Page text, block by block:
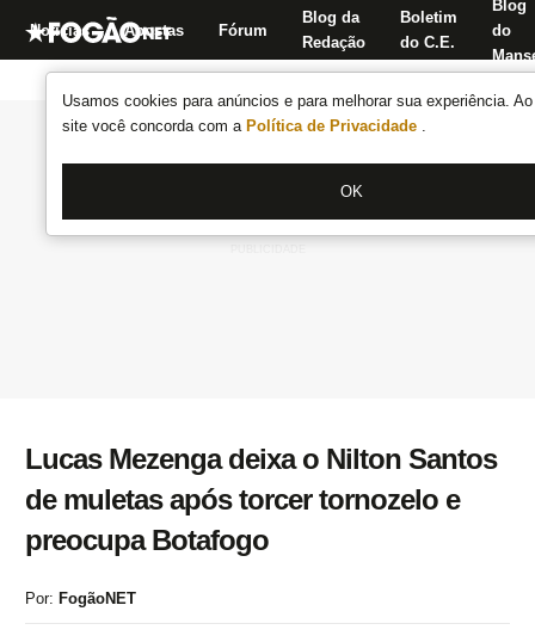
Usamos cookies para anúncios e para melhorar sua experiência.
site você concorda com a Política de Privacidade .
OK
Notícias Apostas Fórum
Blog da
Redação
Boletim
do C.E.
Blog
do
Lucas Mezenga deixa o Nilton Santos
de muletas após torcer tornozelo e
preocupa Botafogo
Por: FogãoNET